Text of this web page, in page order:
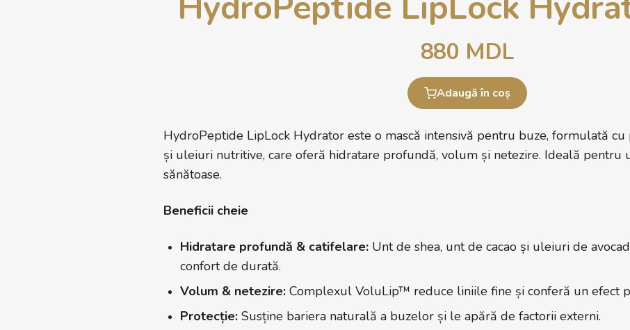
880 MDL
Adaugă în coș
HydroPeptide LipLock Hydrator este o mască intensivă pentru buze, formulată
și uleiuri nutritive, care oferă hidratare profundă, volum și netezire. Ideală pentru
sănătoase.
Beneficii cheie
Hidratare profundă & catifelare:Unt de shea, unt de cacao și uleiuri de
confort de durată.
Volum & netezire:Complexul VoluLip™ reduce liniile fine și conferă un efect
Protecție:Susține bariera naturală a buzelor și le apără de factorii externi.